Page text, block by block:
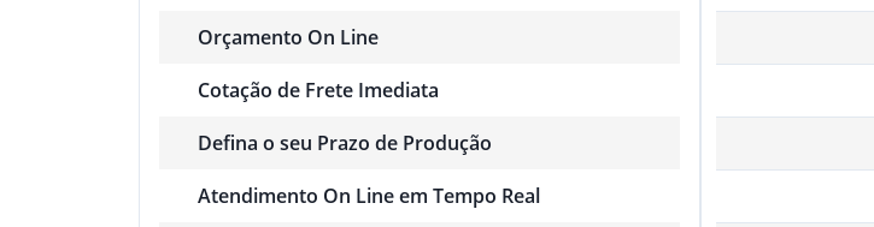
Orçamento On Line
Cotação de Frete Imediata
Defina o seu Prazo de Produção
Atendimento On Line em Tempo Real